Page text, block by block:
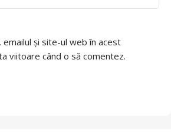
emailul și site-ul web în acest
viitoare când o să comentez.